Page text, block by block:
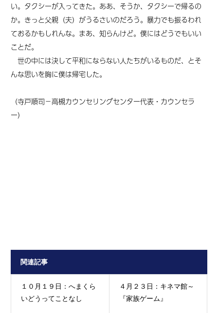
い。タクシーが入ってきた。ああ、そうか、タクシーで帰るの
か。きっと父親（夫）がうるさいのだろう。暴力でも振るわれ
ておるかもしれんな。まあ、知らんけど。僕にはどうでもいい
ことだ。
世の中には決して平和にならない人たちがいるものだ、 とそ
んな思いを胸に僕は帰宅した。
（寺戸順司－高槻カウンセリングセンター代表・カウンセラ
ー）
関連記事
１０月１９日：へまくら
いどうってことなし
４月２３日：キネマ館～
『家族ゲーム』